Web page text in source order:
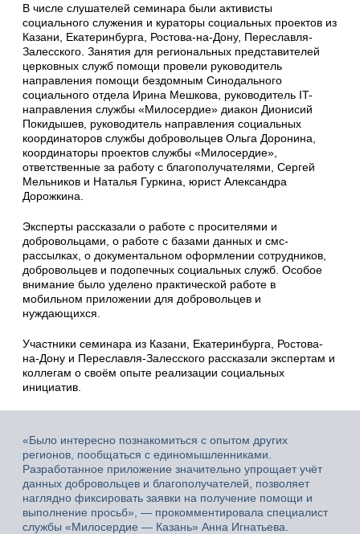
В числе слушателей семинара были активисты
социального служения и кураторы социальных проектов из
Казани, Екатеринбурга, Ростова-на-Дону, Переславля-
Залесского. Занятия для региональных представителей
церковных служб помощи провели руководитель
направления помощи бездомным Синодального
социального отдела Ирина Мешкова, руководитель IT-
направления службы «Милосердие» диакон Дионисий
Покидышев, руководитель направления социальных
координаторов службы добровольцев Ольга Доронина,
координаторы проектов службы «Милосердие»,
ответственные за работу с благополучателями, Сергей
Мельников и Наталья Гуркина, юрист Александра
Дорожкина.
Эксперты рассказали о работе с просителями и
добровольцами, о работе с базами данных и смс-
рассылках, о документальном оформлении сотрудников,
добровольцев и подопечных социальных служб. Особое
внимание было уделено практической работе в
мобильном приложении для добровольцев и
нуждающихся.
Участники семинара из Казани, Екатеринбурга, Ростова-
на-Дону и Переславля-Залесского рассказали экспертам и
коллегам о своём опыте реализации социальных
инициатив.
«Было интересно познакомиться с опытом других
регионов, пообщаться с единомышленниками.
Разработанное приложение значительно упрощает учёт
данных добровольцев и благополучателей, позволяет
наглядно фиксировать заявки на получение помощи и
выполнение просьб», — прокомментировала специалист
службы «Милосердие — Казань» Анна Игнатьева.